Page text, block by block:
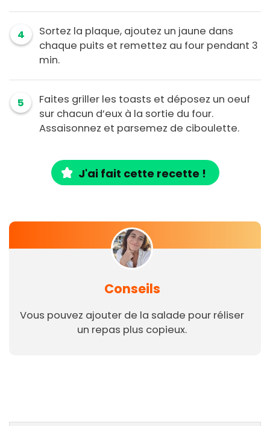
4
Sortez la plaque, ajoutez un jaune dans
chaque puits et remettez au four pendant 3
min.
5
Faites griller les toasts et déposez un oeuf
sur chacun d’eux à la sortie du four.
Assaisonnez et parsemez de ciboulette.
J'ai fait cette recette !
Conseils
Vous pouvez ajouter de la salade pour réliser
un repas plus copieux.